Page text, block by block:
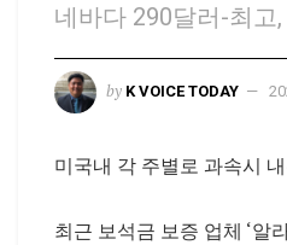
네바다 290달러-최고
by K VOICE TODAY
미국내 각 주별로 과속시
최근 보석금 보증 업체 ‘알